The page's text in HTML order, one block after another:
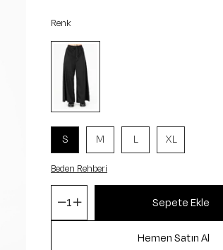
Renk
S M L XL
Beden Rehberi